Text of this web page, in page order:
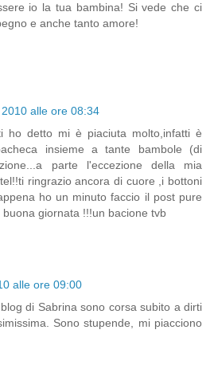
io la tua bambina! Si vede che ci
e anche tanto amore!
alle ore 08:34
ho detto mi è piaciuta molto,infatti è
insieme a tante bambole (di
parte l'eccezione della mia
ringrazio ancora di cuore ,i bottoni
ho un minuto faccio il post pure
giornata !!!un bacione tvb
alle ore 09:00
di Sabrina sono corsa subito a dirti
Sono stupende, mi piacciono